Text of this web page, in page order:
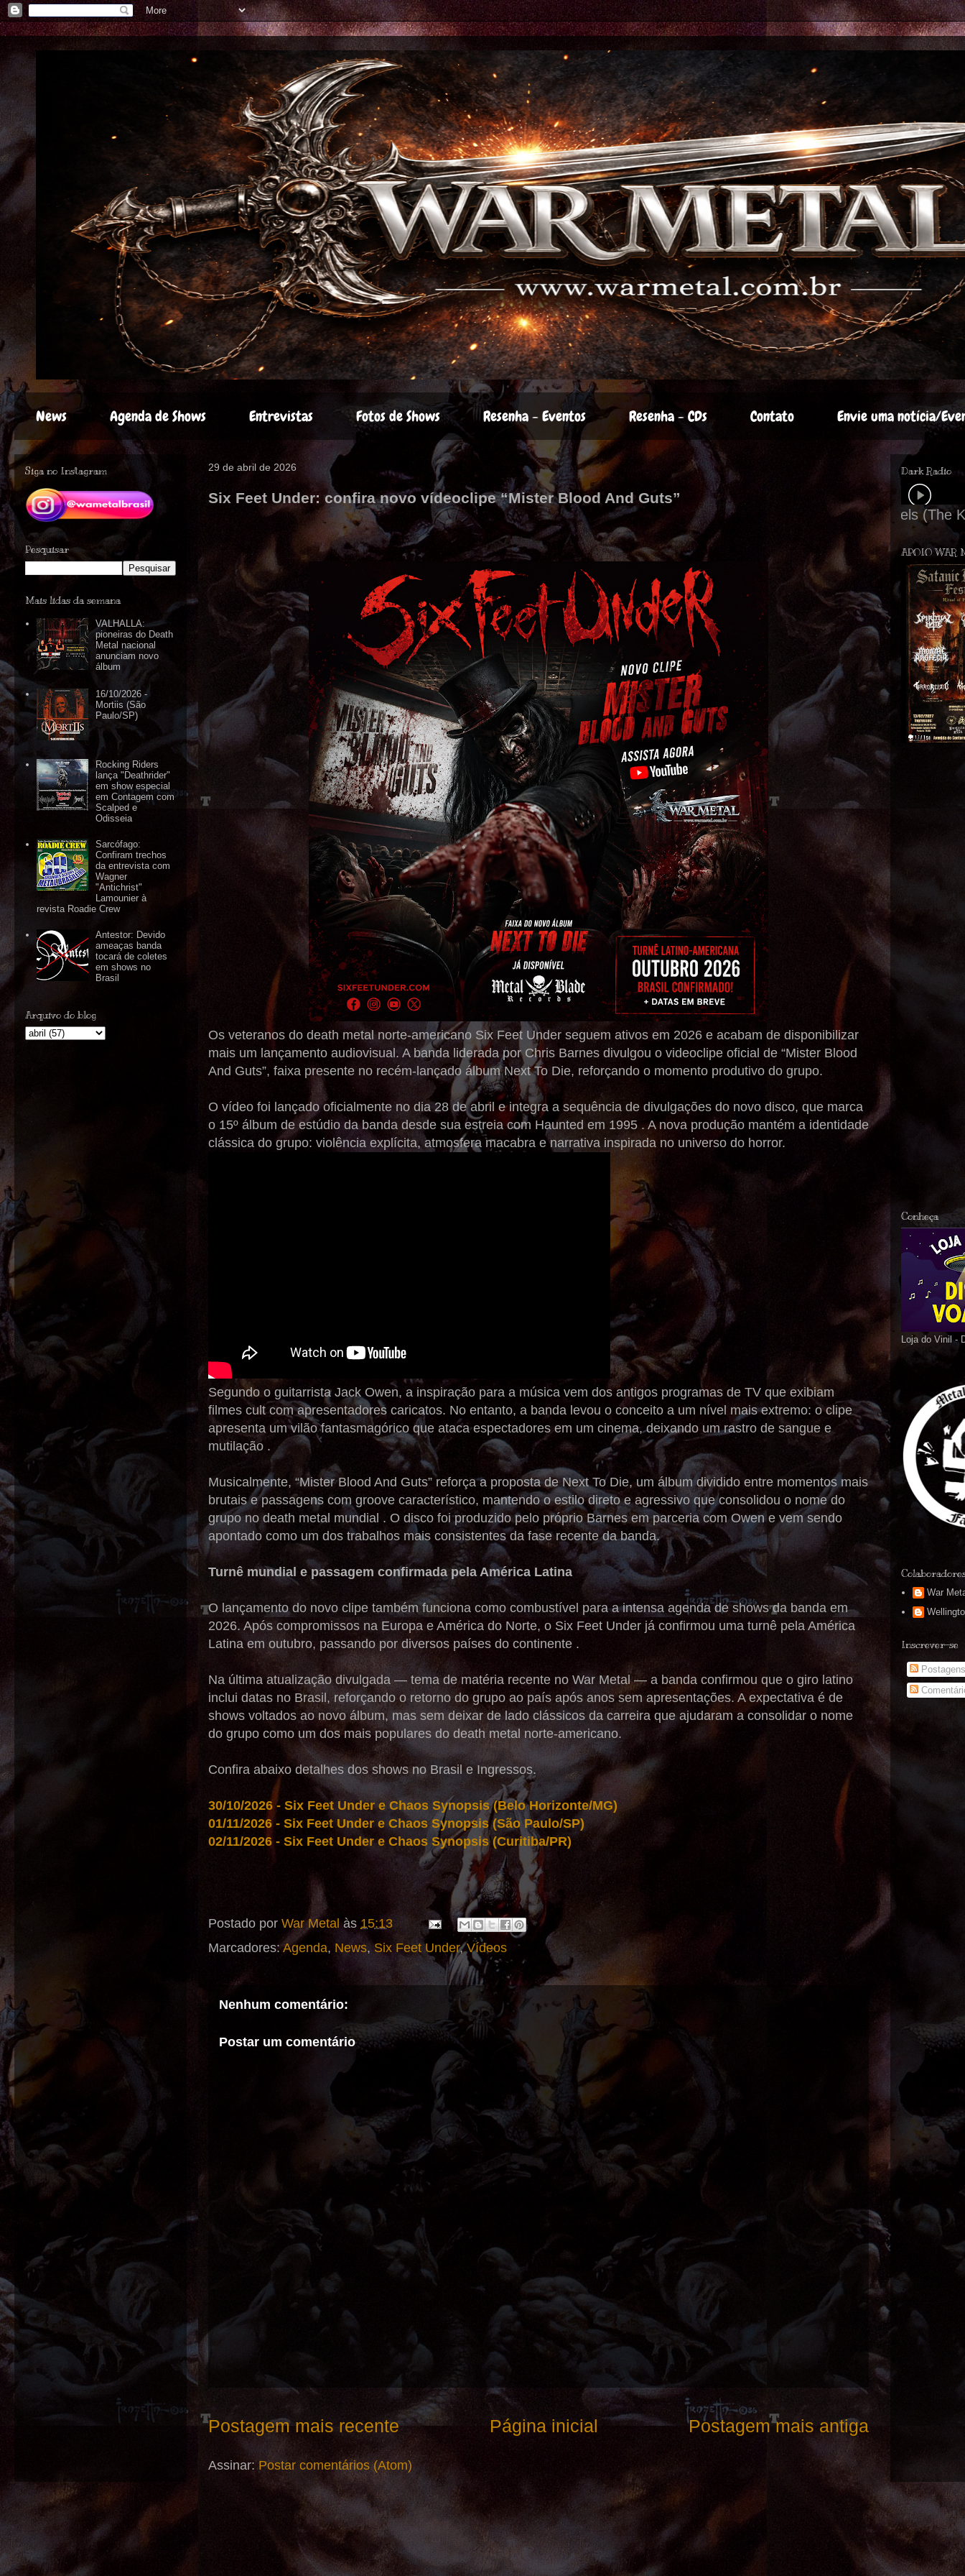
News Agenda de Shows Entrevistas Fotos de Shows Resenha - Eventos Resenha - CDs Contato Envie uma notícia/
29 de abril de 2026
Six Feet Under: confira novo vídeoclipe “Mister Blood And Guts”
Os veteranos do death metal norte-americano Six Feet Under seguem ativos em 2026 e acabam de disponibilizar
mais um lançamento audiovisual. A banda liderada por Chris Barnes divulgou o videoclipe oficial de “Mister Blood
And Guts”, faixa presente no recém-lançado álbum Next To Die, reforçando o momento produtivo do grupo.
O vídeo foi lançado oficialmente no dia 28 de abril e integra a sequência de divulgações do novo disco, que marca
o 15º álbum de estúdio da banda desde sua estreia com Haunted em 1995 . A nova produção mantém a identidade
clássica do grupo: violência explícita, atmosfera macabra e narrativa inspirada no universo do horror.
Segundo o guitarrista Jack Owen, a inspiração para a música vem dos antigos programas de TV que exibiam
filmes cult com apresentadores caricatos. No entanto, a banda levou o conceito a um nível mais extremo: o clipe
apresenta um vilão fantasmagórico que ataca espectadores em um cinema, deixando um rastro de sangue e
mutilação .
Musicalmente, “Mister Blood And Guts” reforça a proposta de Next To Die, um álbum dividido entre momentos mais
brutais e passagens com groove característico, mantendo o estilo direto e agressivo que consolidou o nome do
grupo no death metal mundial . O disco foi produzido pelo próprio Barnes em parceria com Owen e vem sendo
apontado como um dos trabalhos mais consistentes da fase recente da banda.
Turnê mundial e passagem confirmada pela América Latina
O lançamento do novo clipe também funciona como combustível para a intensa agenda de shows da banda em
2026. Após compromissos na Europa e América do Norte, o Six Feet Under já confirmou uma turnê pela América
Latina em outubro, passando por diversos países do continente .
Na última atualização divulgada — tema de matéria recente no War Metal — a banda confirmou que o giro latino
inclui datas no Brasil, reforçando o retorno do grupo ao país após anos sem apresentações. A expectativa é de
shows voltados ao novo álbum, mas sem deixar de lado clássicos da carreira que ajudaram a consolidar o nome
do grupo como um dos mais populares do death metal norte-americano.
Confira abaixo detalhes dos shows no Brasil e Ingressos.
30/10/2026 - Six Feet Under e Chaos Synopsis (Belo Horizonte/MG)
01/11/2026 - Six Feet Under e Chaos Synopsis (São Paulo/SP)
02/11/2026 - Six Feet Under e Chaos Synopsis (Curitiba/PR)
Postado por War Metal às 15:13
Marcadores:Agenda, News,Six Feet Under,Vídeos
Nenhum comentário:
Postar um comentário
Postagem mais recente Postagem mais antiga
Página inicial
Assinar: Postar comentários (Atom)
Siga no Instagram
Pesquisar
Mais lidas da semana
VALHALLA:
pioneiras do Death
Metal nacional
anunciam novo
álbum
16/10/2026 -
Mortiis (São
Paulo/SP)
Rocking Riders
lança "Deathrider"
em show especial
em Contagem com
Scalped e
Odisseia
Sarcófago:
Confiram trechos
da entrevista com
Wagner
"Antichrist"
Lamounier à
revista Roadie Crew
Antestor: Devido
ameaças banda
tocará de coletes
em shows no
Brasil
Arquivo do blog
Dark Radio
APOIO WAR
Conheça
Loja do Vinil -
War
Inscrever-se
Postagens